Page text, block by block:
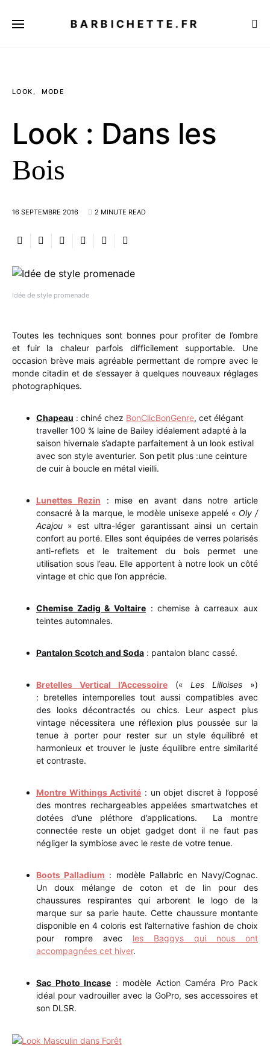
BARBICHETTE.FR
Idée de style promenade
LOOK MODE
Look : Dans les
Bois
16 SEPTEMBRE 2016 2 MINUTE READ
Toutes les techniques sont bonnes pour profiter de l’ombre
et fuir la chaleur parfois difficilement supportable. Une
occasion brève mais agréable permettant de rompre avec le
monde citadin et de s’essayer à quelques nouveaux réglages
photographiques.
Chapeau : chiné chez BonClicBonGenre, cet élégant
traveller 100 % laine de Bailey idéalement adapté à la
saison hivernale s’adapte parfaitement à un look estival
avec son style aventurier. Son petit plus :une ceinture
de cuir à boucle en métal vieilli.
Lunettes Rezin : mise en avant dans notre article
consacré à la marque, le modèle unisexe appelé « Oly /
Acajou » est ultra-léger garantissant ainsi un certain
confort au porté. Elles sont équipées de verres polarisés
anti-reflets et le traitement du bois permet une
utilisation sous l’eau. Elle apportent à notre look un côté
vintage et chic que l’on apprécie.
Chemise Zadig & Voltaire: chemise à carreaux aux
teintes automnales.
Pantalon Scotch and Soda : pantalon blanc cassé.
Bretelles Vertical l’Accessoire(«Les Lilloises »)
: bretelles intemporelles tout aussi compatibles avec
des looks décontractés ou chics. Leur aspect plus
vintage nécessitera une réflexion plus poussée sur la
tenue à porter pour rester sur un style équilibré et
harmonieux et trouver le juste équilibre entre similarité
et contraste.
Montre Withings Activité : un objet discret à l’opposé
des montres rechargeables appelées smartwatches et
dotées d’une pléthore d’applications. La montre
connectée reste un objet gadget dont il ne faut pas
négliger la symbiose avec le reste de votre tenue.
Boots Palladium : modèle Pallabric en Navy/Cognac.
Un doux mélange de coton et de lin pour des
chaussures respirantes qui arborent le logo de la
marque sur sa parie haute. Cette chaussure montante
disponible en 4 coloris est l’alternative fashion de choix
pour rompre avec les Baggys qui nous ont
accompagnées cet hiver.
Sac Photo Incase : modèle Action Caméra Pro Pack
idéal pour vadrouiller avec la GoPro, ses accessoires et
son DLSR.